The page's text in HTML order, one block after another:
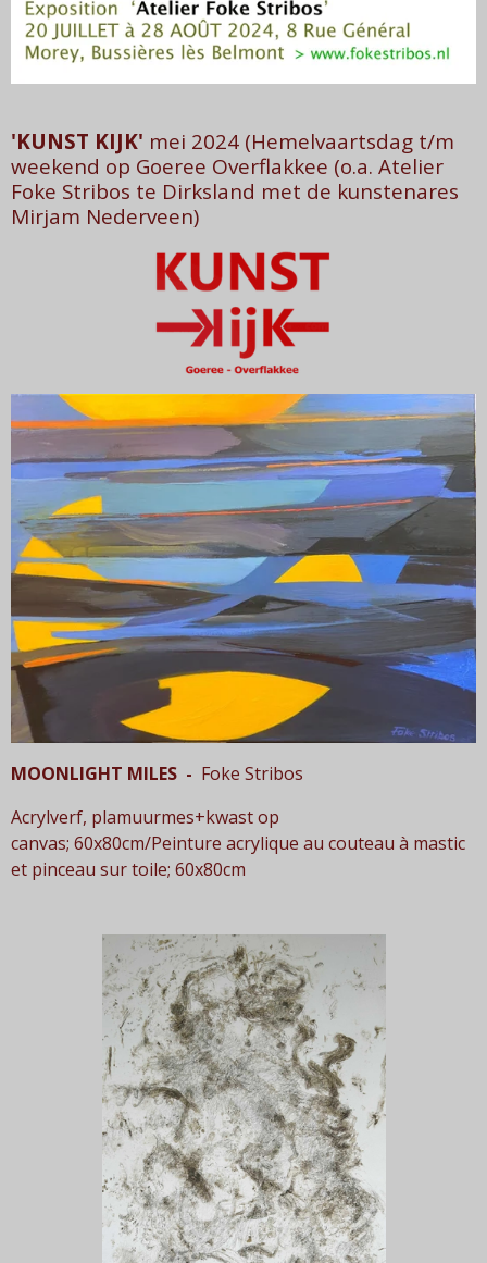
'KUNST KIJK' mei 2024 (Hemelvaartsdag t/m
weekend op Goeree Overflakkee (o.a. Atelier
Foke Stribos te Dirksland met de kunstenares
Mirjam Nederveen)
MOONLIGHT MILES - Foke Stribos
Acrylverf, plamuurmes+kwast op
canvas; 60x80cm/Peinture acrylique au couteau à mastic
et pinceau sur toile; 60x80cm